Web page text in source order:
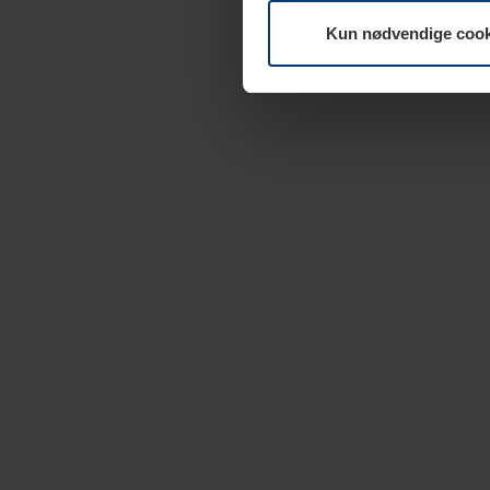
Kun nødvendige